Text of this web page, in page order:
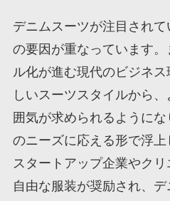
デニムスーツが注目され
の要因が重なっています
ル化が進む現代のビジネ
しいスーツスタイルから
囲気が求められるように
のニーズに応える形で浮上
スタートアップ企業やクリ
自由な服装が奨励され、